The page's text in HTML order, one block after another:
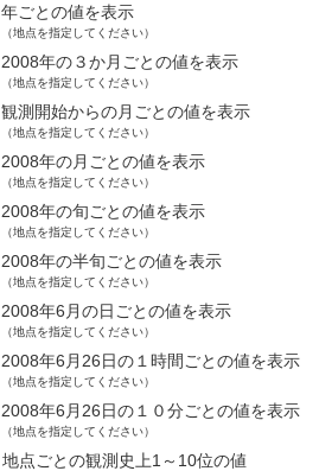
年ごとの値を表示
（地点を指定してください）
2008年の３か月ごとの値を表示
（地点を指定してください）
観測開始からの月ごとの値を表示
（地点を指定してください）
2008年の月ごとの値を表示
（地点を指定してください）
2008年の旬ごとの値を表示
（地点を指定してください）
2008年の半旬ごとの値を表示
（地点を指定してください）
2008年6月の日ごとの値を表示
（地点を指定してください）
2008年6月26日の１時間ごとの値を表示
（地点を指定してください）
2008年6月26日の１０分ごとの値を表示
（地点を指定してください）
地点ごとの観測史上1～10位の値